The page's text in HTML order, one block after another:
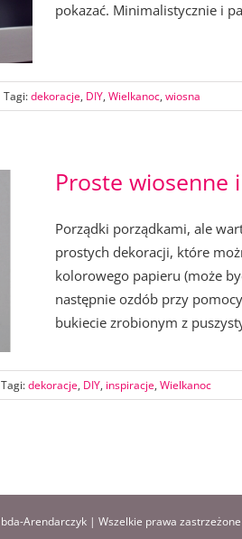
pokazać. Minimalistycznie i
Tagi:dekoracje, DIY, Wielkanoc, wiosna
Proste wiosenne
Porządki porządkami, ale
prostych dekoracji, które
kolorowego papieru (może
następnie ozdób przy
bukiecie zrobionym z
Tagi:dekoracje, DIY, inspiracje, Wielkanoc
Arendarczyk | Wszelkie prawa